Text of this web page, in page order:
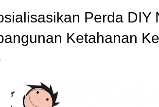
Perda DIY
Ketahanan